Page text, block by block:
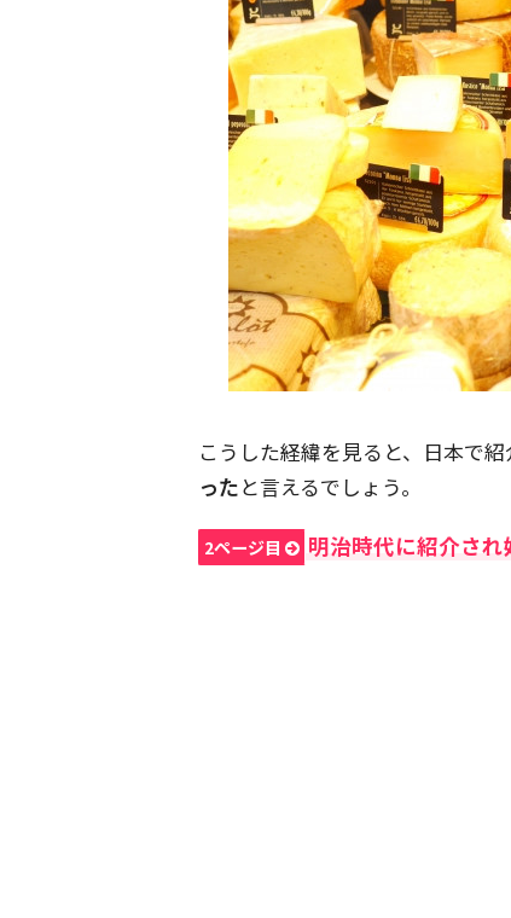
こうした経緯を見ると、日本で
ったと言えるでしょう。
2ページ目 明治時代に紹介され